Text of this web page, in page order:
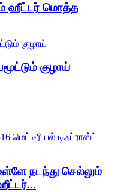
ஹீட்டர் மொத்த
குழாய்
நடந்து செல்லும்